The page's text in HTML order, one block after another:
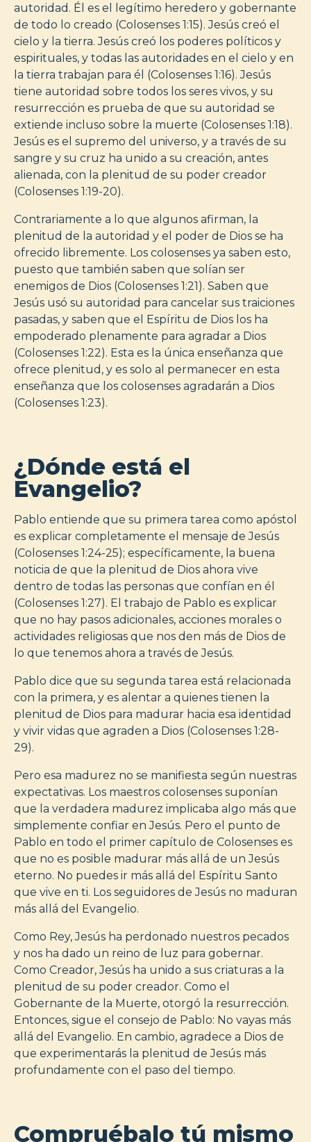
autoridad. Él es el legítimo heredero y gobernante
de todo lo creado (Colosenses 1:15). Jesús creó el
cielo y la tierra. Jesús creó los poderes políticos y
espirituales, y todas las autoridades en el cielo y en
la tierra trabajan para él (Colosenses 1:16). Jesús
tiene autoridad sobre todos los seres vivos, y su
resurrección es prueba de que su autoridad se
extiende incluso sobre la muerte (Colosenses 1:18).
Jesús es el supremo del universo, y a través de su
sangre y su cruz ha unido a su creación, antes
alienada, con la plenitud de su poder creador
(Colosenses 1:19-20).
Contrariamente a lo que algunos afirman, la
plenitud de la autoridad y el poder de Dios se ha
ofrecido libremente. Los colosenses ya saben esto,
puesto que también saben que solían ser
enemigos de Dios (Colosenses 1:21). Saben que
Jesús usó su autoridad para cancelar sus traiciones
pasadas, y saben que el Espíritu de Dios los ha
empoderado plenamente para agradar a Dios
(Colosenses 1:22). Esta es la única enseñanza que
ofrece plenitud, y es solo al permanecer en esta
enseñanza que los colosenses agradarán a Dios
(Colosenses 1:23).
¿Dónde está el
Evangelio?
Pablo entiende que su primera tarea como apóstol
es explicar completamente el mensaje de Jesús
(Colosenses 1:24-25); específicamente, la buena
noticia de que la plenitud de Dios ahora vive
dentro de todas las personas que confían en él
(Colosenses 1:27). El trabajo de Pablo es explicar
que no hay pasos adicionales, acciones morales o
actividades religiosas que nos den más de Dios de
lo que tenemos ahora a través de Jesús.
Pablo dice que su segunda tarea está relacionada
con la primera, y es alentar a quienes tienen la
plenitud de Dios para madurar hacia esa identidad
y vivir vidas que agraden a Dios (Colosenses 1:28-
29).
Pero esa madurez no se manifiesta según nuestras
expectativas. Los maestros colosenses suponían
que la verdadera madurez implicaba algo más que
simplemente confiar en Jesús. Pero el punto de
Pablo en todo el primer capítulo de Colosenses es
que no es posible madurar más allá de un Jesús
eterno. No puedes ir más allá del Espíritu Santo
que vive en ti. Los seguidores de Jesús no maduran
más allá del Evangelio.
Como Rey, Jesús ha perdonado nuestros pecados
y nos ha dado un reino de luz para gobernar.
Como Creador, Jesús ha unido a sus criaturas a la
plenitud de su poder creador. Como el
Gobernante de la Muerte, otorgó la resurrección.
Entonces, sigue el consejo de Pablo: No vayas más
allá del Evangelio. En cambio, agradece a Dios de
que experimentarás la plenitud de Jesús más
profundamente con el paso del tiempo.
Compruébalo tú mismo